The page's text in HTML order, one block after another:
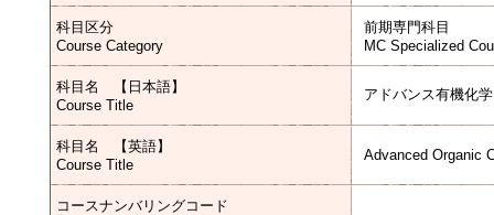
科目区分
Course Category
前期専門科目
MC Specialized
科目名 【日本語】
Course Title
アドバンス有機化学
科目名 【英語】
Course Title
Advanced Organic
コースナンバリングコード